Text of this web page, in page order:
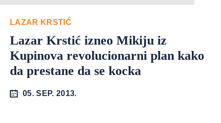
LAZAR KRSTIĆ
Lazar Krstić izneo Mikiju iz
Kupinova revolucionarni plan kako
da prestane da se kocka
05. SEP. 2013.